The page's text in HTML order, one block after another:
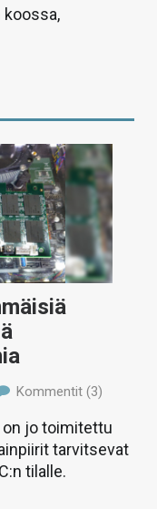
koossa,
Kommentit (3)
on jo toimitettu
tarvitsevat
tilalle.